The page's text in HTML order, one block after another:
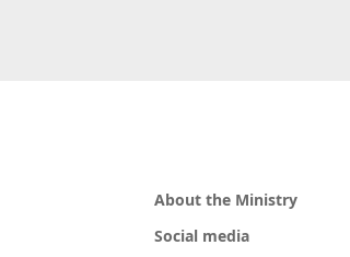
About the Ministry
Social media